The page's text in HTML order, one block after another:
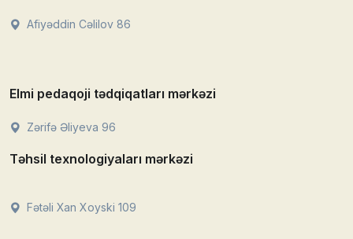
Afiyəddin Cəlilov 86
Elmi pedaqoji tədqiqatları mərkəzi
Zərifə Əliyeva 96
Təhsil texnologiyaları mərkəzi
Fətəli Xan Xoyski 109